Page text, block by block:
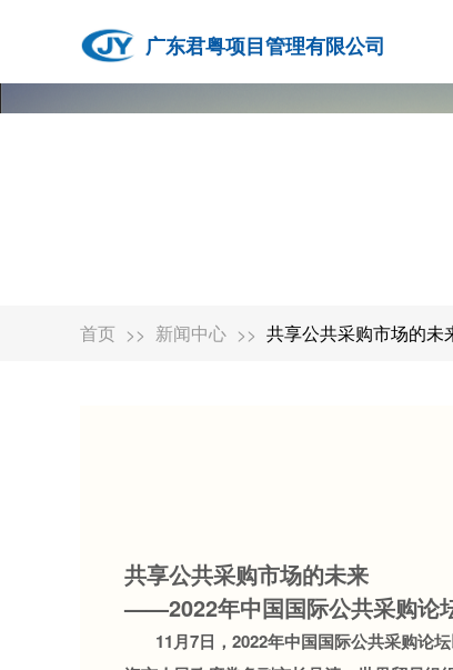
广东君粤项目管理有限公司
首页 >> 新闻中心 >> 共享公共采购市场的未
共享公共采购市场的未来
——2022年中国国际公共采购论
11月7日，2022年中国国际公共采购论坛